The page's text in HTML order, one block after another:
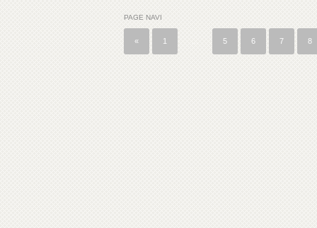
PAGE NAVI
« 1 5 6 7 8